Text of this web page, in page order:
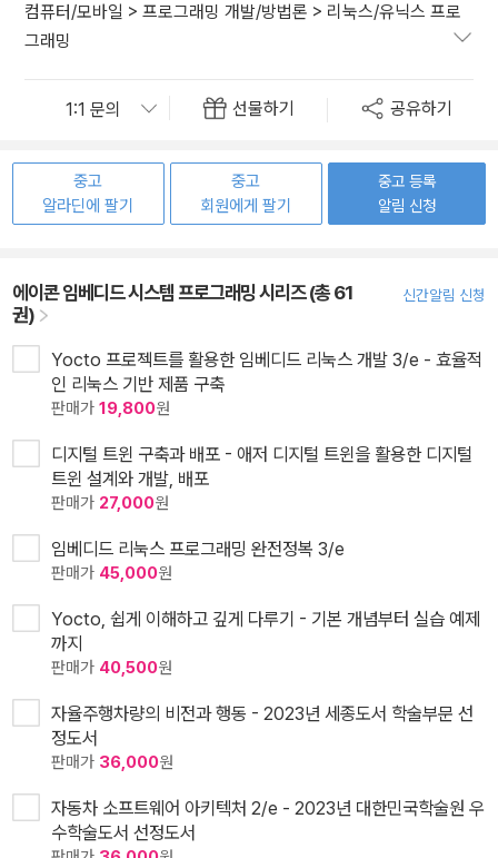
컴퓨터/모바일 > 프로그래밍 개발/방법론 > 리눅스/유닉스 프로
그래밍
선물하기 공유하기
중고
알라딘에 팔기
중고
회원에게 팔기
중고 등록
알림 신청
에이콘 임베디드 시스템 프로그래밍 시리즈 (총 61
권)
신간알림 신청
Yocto 프로젝트를 활용한 임베디드 리눅스 개발 3/e - 효율적
인 리눅스 기반 제품 구축
판매가 19,800원
디지털 트윈 구축과 배포 - 애저 디지털 트윈을 활용한 디지털
트윈 설계와 개발, 배포
판매가 27,000원
임베디드 리눅스 프로그래밍 완전정복 3/e
판매가 45,000원
Yocto, 쉽게 이해하고 깊게 다루기 - 기본 개념부터 실습 예제
까지
판매가 40,500원
자율주행차량의 비전과 행동 - 2023년 세종도서 학술부문 선
정도서
판매가 36,000원
자동차 소프트웨어 아키텍처 2/e - 2023년 대한민국학술원 우
수학술도서 선정도서